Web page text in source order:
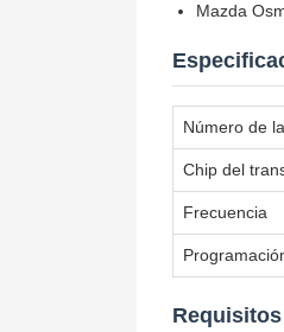
Mazda
Número de
Chip del
Frecuencia